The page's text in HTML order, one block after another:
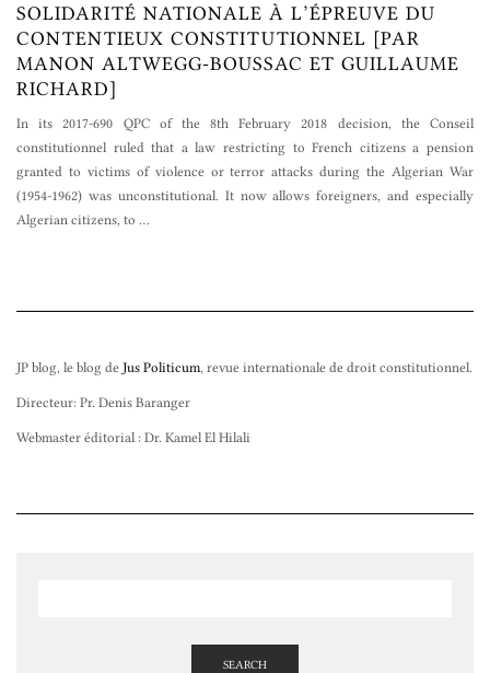
SOLIDARITÉ NATIONALE À L’ÉPREUVE DU
CONTENTIEUX CONSTITUTIONNEL [PAR
MANON ALTWEGG-BOUSSAC ET GUILLAUME
RICHARD]
In its 2017-690 QPC of the 8th February 2018 decision, the Conseil
constitutionnel ruled that a law restricting to French citizens a pension
granted to victims of violence or terror attacks during the Algerian War
(1954-1962) was unconstitutional. It now allows foreigners, and especially
Algerian citizens, to …
JP blog, le blog de Jus Politicum, revue internationale de droit constitutionnel.
Directeur: Pr. Denis Baranger
Webmaster éditorial : Dr. Kamel El Hilali
SEARCH